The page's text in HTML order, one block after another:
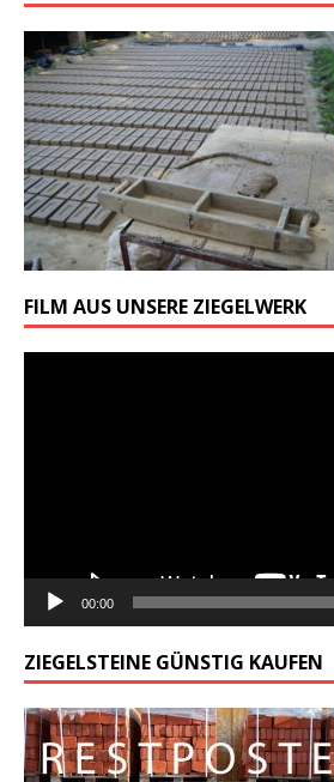
FILM AUS UNSERE ZIEGELWERK
00:00
ZIEGELSTEINE GÜNSTIG KAUFEN